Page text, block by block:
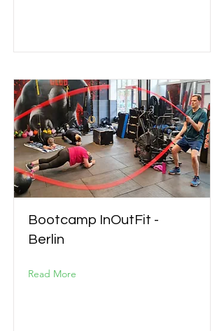
Bootcamp InOutFit -
Berlin
Read More